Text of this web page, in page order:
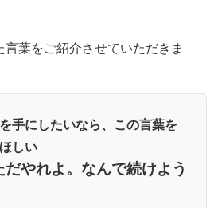
言葉をご紹介させていただきま
手にしたいなら、この言葉を
しい
だやれよ。なんで続けよう